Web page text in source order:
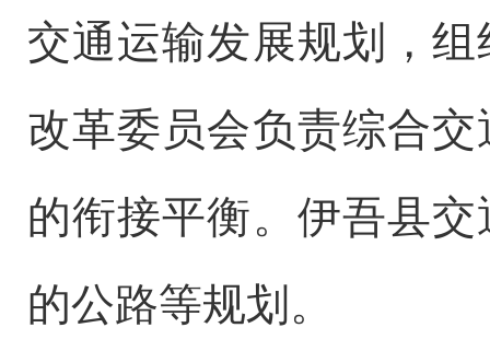
交通运输发展规划，
改革委员会负责综合
的衔接平衡。伊吾县
的公路等规划。